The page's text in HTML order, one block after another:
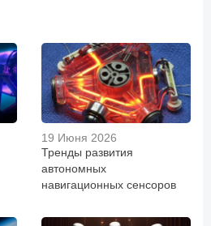
19 Июня 2026
Тренды развития
автономных
навигационных сенсоров